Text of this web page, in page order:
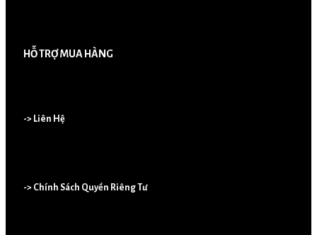
HỖ TRỢ MUA HÀNG
-> Liên Hệ
-> Chính Sách Quyền Riêng Tư